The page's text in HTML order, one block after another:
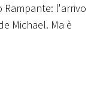
Rampante: l'arrivo
Michael. Ma è